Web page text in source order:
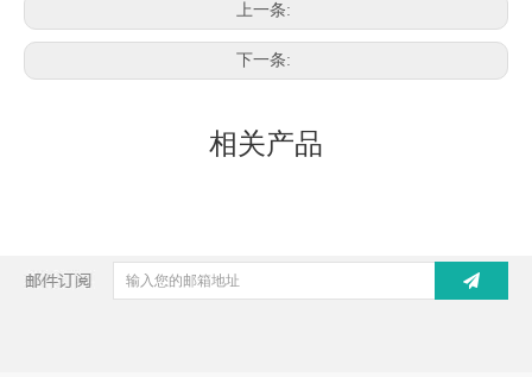
上一条:
下一条:
相关产品